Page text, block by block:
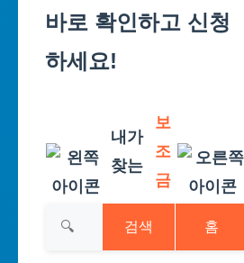
바로 확인하고 신청
하세요!
내가
찾는
보
조
금
검색 홈